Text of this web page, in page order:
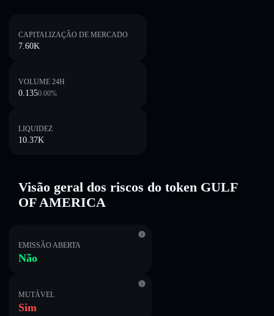
CAPITALIZAÇÃO DE MERCADO
7.60K
VOLUME 24H
0.1350.00%
LIQUIDEZ
10.37K
Visão geral dos riscos do token GULF
OF AMERICA
EMISSÃO ABERTA
Não
MUTÁVEL
Sim